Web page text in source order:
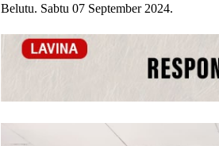
Belutu. Sabtu 07 September 2024.